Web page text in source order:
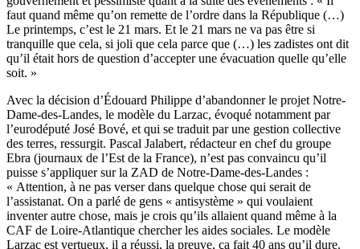
faut quand même qu’on remette de l’ordre dans la République (…)
Le printemps, c’est le 21 mars. Et le 21 mars ne va pas être si
tranquille que cela, si joli que cela parce que (…) les zadistes ont dit
qu’il était hors de question d’accepter une évacuation quelle qu’elle
soit. »
Avec la décision d’Édouard Philippe d’abandonner le projet Notre-
Dame-des-Landes, le modèle du Larzac, évoqué notamment par
l’eurodéputé José Bové, et qui se traduit par une gestion collective
des terres, ressurgit. Pascal Jalabert, rédacteur en chef du groupe
Ebra (journaux de l’Est de la France), n’est pas convaincu qu’il
puisse s’appliquer sur la ZAD de Notre-Dame-des-Landes :
« Attention, à ne pas verser dans quelque chose qui serait de
l’assistanat. On a parlé de gens « antisystème » qui voulaient
inventer autre chose, mais je crois qu’ils allaient quand même à la
CAF de Loire-Atlantique chercher les aides sociales. Le modèle
Larzac est vertueux, il a réussi, la preuve, ça fait 40 ans qu’il dure.